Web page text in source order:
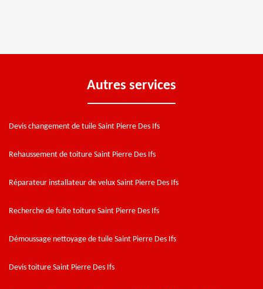
Autres services
Devis changement de tuile Saint Pierre Des Ifs
Rehaussement de toiture Saint Pierre Des Ifs
Réparateur installateur de velux Saint Pierre Des Ifs
Recherche de fuite toiture Saint Pierre Des Ifs
Démoussage nettoyage de tuile Saint Pierre Des Ifs
Devis toiture Saint Pierre Des Ifs